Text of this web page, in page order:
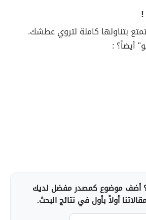
!
بتناولها كاملة لتروي عطشك.
أيضاً؟ :
أضف موضوع كمصدر مفضل لديك
أولاً بأول في نتائج البحث.